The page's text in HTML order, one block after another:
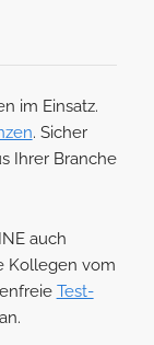
im Einsatz.
. Sicher
Ihrer Branche
auch
Kollegen vom
Test-